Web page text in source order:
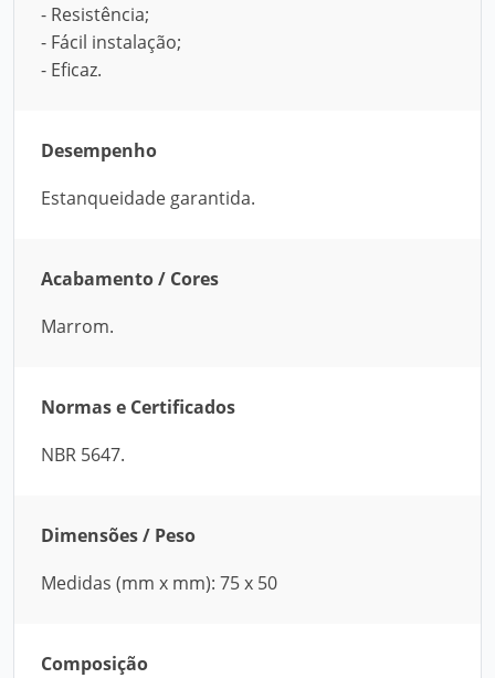
- Resistência;
- Fácil instalação;
- Eficaz.
Desempenho
Estanqueidade garantida.
Acabamento / Cores
Marrom.
Normas e Certificados
NBR 5647.
Dimensões / Peso
Medidas (mm x mm): 75 x 50
Composição